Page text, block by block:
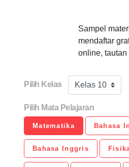
Sampel
mendaftar
online,
Pilih Kelas Kelas 10
Pilih Mata Pelajaran
Matematika Bahasa
Bahasa Inggris